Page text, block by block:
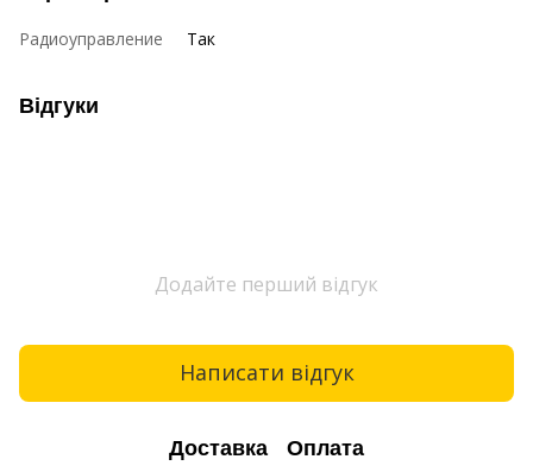
Радиоуправление Так
Відгуки
Додайте перший відгук
Написати відгук
Доставка Оплата